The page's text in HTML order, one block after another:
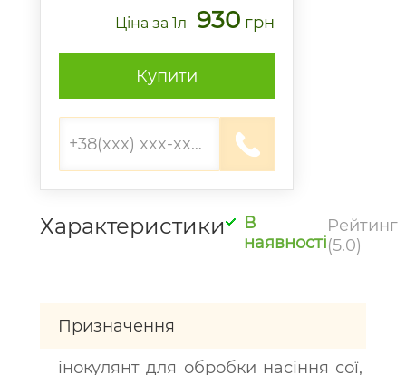
Ціна за 1л 930 грн
Купити
Характеристики
В
наявності
Рейтинг
(5.0)
Призначення
інокулянт для обробки насіння сої,